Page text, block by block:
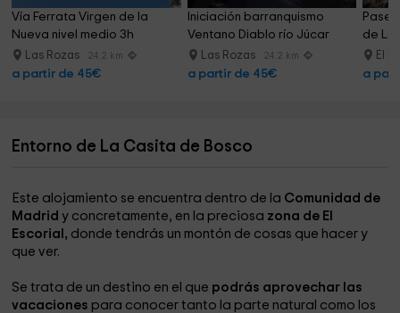
Vía Ferrata Virgen de la
Nueva nivel medio 3h
Las Rozas 24.2 km
a partir de 45€
Iniciación barranquismo
Ventano Diablo río Júcar
Las Rozas 24.2 km
a partir de 45€
de La
El
a
Entorno de La Casita de Bosco
Este alojamiento se encuentra dentro de la Comunidad de
Madridy concretamente, en la preciosa zona de El
Escorial, donde tendrás un montón de cosas que hacer y
que ver.
Se trata de un destino en el que podrás aprovechar las
vacaciones para conocer tanto la parte natural como los